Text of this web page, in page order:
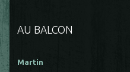
AU BALCON
Martin